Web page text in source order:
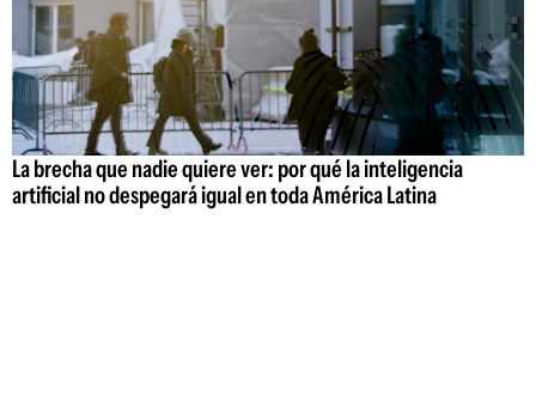
La brecha que nadie quiere ver: por qué la inteligencia
artificial no despegará igual en toda América Latina